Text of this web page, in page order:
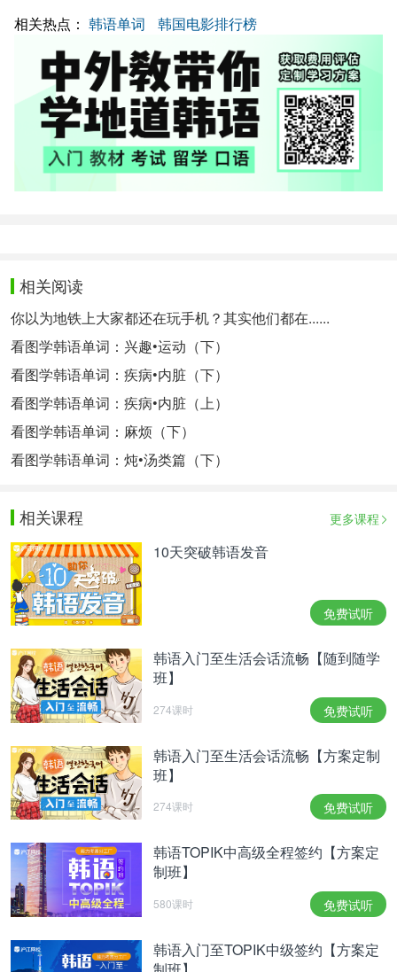
相关热点： 韩语单词 韩国电影排行榜
相关阅读
你以为地铁上大家都还在玩手机？其实他们都在......
看图学韩语单词：兴趣•运动（下）
看图学韩语单词：疾病•内脏（下）
看图学韩语单词：疾病•内脏（上）
看图学韩语单词：麻烦（下）
看图学韩语单词：炖•汤类篇（下）
相关课程 更多课程
10天突破韩语发音
免费试听
韩语入门至生活会话流畅【随到随学
班】
274课时 免费试听
韩语入门至生活会话流畅【方案定制
班】
274课时 免费试听
韩语TOPIK中高级全程签约【方案定
制班】
580课时 免费试听
韩语入门至TOPIK中级签约【方案定